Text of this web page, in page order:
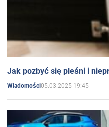
Jak pozbyć się pleśni i
Wiadomości05.03.2025 19:45